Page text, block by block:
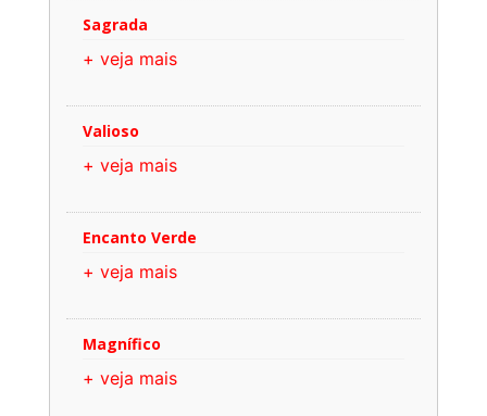
Sagrada
+ veja mais
Valioso
+ veja mais
Encanto Verde
+ veja mais
Magnífico
+ veja mais